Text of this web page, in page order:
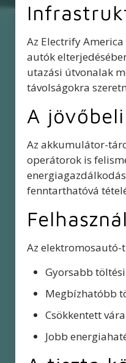
Az Electrify
autók
utazási útvonalak
távolságokra
A
Az akkumulátor-
operátorok is
fenntarthatóvá
Az
Gyorsabb
Megbízhatóbb
Csökkentett
Jobb